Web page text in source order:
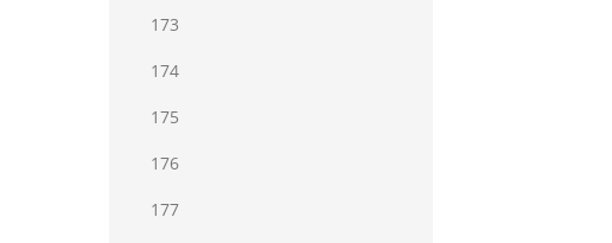
173
174
175
176
177